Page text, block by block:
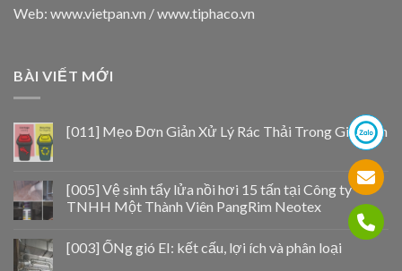
Web: www.vietpan.vn / www.tiphaco.vn
BÀI VIẾT MỚI
[011] Mẹo Đơn Giản Xử Lý Rác Thải Trong Gia Đình
[005] Vệ sinh tẩy lửa nồi hơi 15 tấn tại Công ty
TNHH Một Thành Viên PangRim Neotex
[003] ỐNg gió EI: kết cấu, lợi ích và phân loại